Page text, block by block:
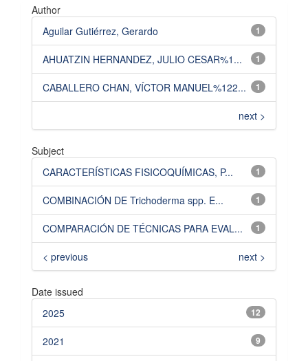
Author
1
Aguilar Gutiérrez, Gerardo
1
AHUATZIN HERNANDEZ, JULIO CESAR%1...
1
CABALLERO CHAN, VÍCTOR MANUEL%122...
next >
Subject
1
CARACTERÍSTICAS FISICOQUÍMICAS, P...
1
COMBINACIÓN DE Trichoderma spp. E...
1
COMPARACIÓN DE TÉCNICAS PARA EVAL...
< previous next >
Date issued
12
2025
9
2021